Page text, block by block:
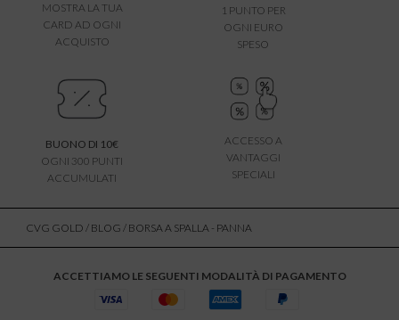
MOSTRA LA TUA
CARD AD OGNI
ACQUISTO
1 PUNTO PER
OGNI EURO
SPESO
BUONO DI 10€
OGNI 300 PUNTI
ACCUMULATI
ACCESSO A
VANTAGGI
SPECIALI
CVG GOLD / BLOG / BORSA A SPALLA - PANNA
ACCETTIAMO LE SEGUENTI MODALITÀ DI PAGAMENTO